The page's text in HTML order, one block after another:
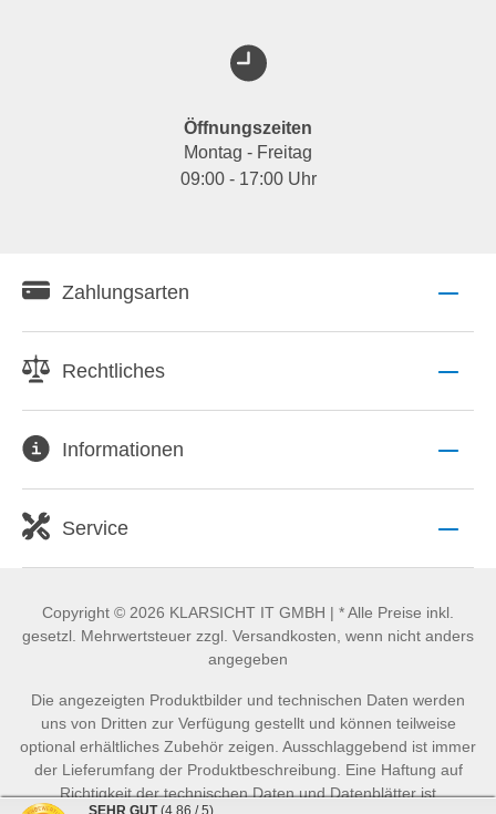
Öffnungszeiten
Montag - Freitag
09:00 - 17:00 Uhr
Zahlungsarten
Rechtliches
Informationen
Service
Copyright © 2026 KLARSICHT IT GMBH | * Alle Preise inkl.
gesetzl. Mehrwertsteuer zzgl. Versandkosten, wenn nicht anders
angegeben
Die angezeigten Produktbilder und technischen Daten werden
uns von Dritten zur Verfügung gestellt und können teilweise
optional erhältliches Zubehör zeigen. Ausschlaggebend ist immer
der Lieferumfang der Produktbeschreibung. Eine Haftung auf
Richtigkeit der technischen Daten und Datenblätter ist
SEHR GUT (4.86 / 5)